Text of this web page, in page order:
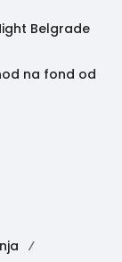
Belgrade
na fond od